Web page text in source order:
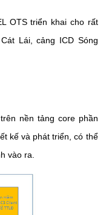
OTS triển khai cho rất
Lái, cảng ICD Sóng
nền tảng core phần
kế và phát triển, có thể
vào ra.